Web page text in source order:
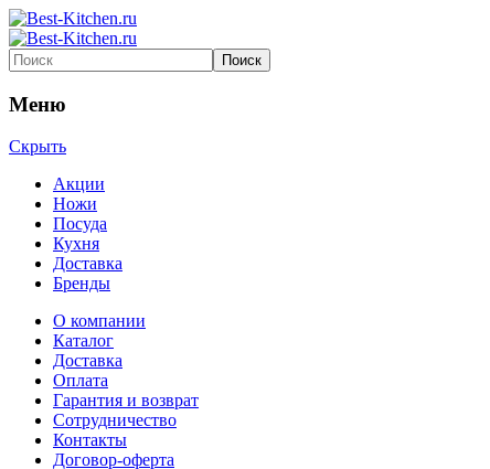
Меню
Скрыть
Акции
Ножи
Посуда
Кухня
Доставка
Бренды
О компании
Каталог
Доставка
Оплата
Гарантия и возврат
Сотрудничество
Контакты
Договор-оферта